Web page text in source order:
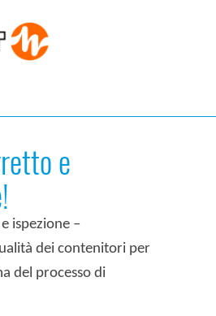
e
ispezione –
dei contenitori per
del processo di